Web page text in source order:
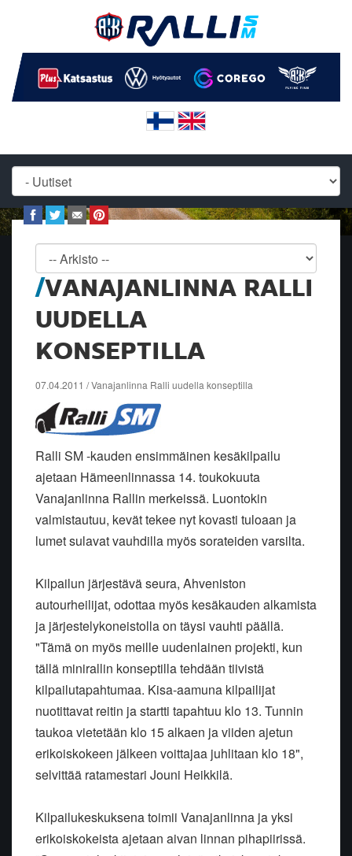
VANAJANLINNA RALLI
UUDELLA
KONSEPTILLA
07.04.2011 / Vanajanlinna Ralli uudella konseptilla
Ralli SM -kauden ensimmäinen kesäkilpailu
ajetaan Hämeenlinnassa 14. toukokuuta
Vanajanlinna Rallin merkeissä. Luontokin
valmistautuu, kevät tekee nyt kovasti tuloaan ja
lumet sulavat vauhdilla myös sorateiden varsilta.
Kilpailun järjestävä seura, Ahveniston
autourheilijat, odottaa myös kesäkauden alkamista
ja järjestelykoneistolla on täysi vauhti päällä.
"Tämä on myös meille uudenlainen projekti, kun
tällä minirallin konseptilla tehdään tiivistä
kilpailutapahtumaa. Kisa-aamuna kilpailijat
nuotittavat reitin ja startti tapahtuu klo 13. Tunnin
taukoa vietetään klo 15 alkaen ja viiden ajetun
erikoiskokeen jälkeen voittajaa juhlitaan klo 18",
selvittää ratamestari Jouni Heikkilä.
Kilpailukeskuksena toimii Vanajanlinna ja yksi
erikoiskokeista ajetaan aivan linnan pihapiirissä.